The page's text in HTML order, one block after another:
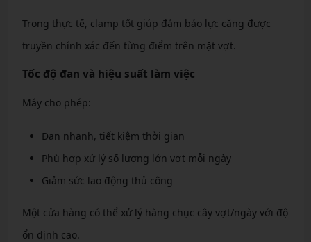
Trong thực tế, clamp tốt giúp đảm bảo lực căng được
truyền chính xác đến từng điểm trên mặt vợt.
Tốc độ đan và hiệu suất làm việc
Máy cho phép:
Đan nhanh, tiết kiệm thời gian
Phù hợp xử lý số lượng lớn vợt mỗi ngày
Giảm sức lao động thủ công
Một cửa hàng có thể xử lý hàng chục cây vợt/ngày với độ
ổn định cao.